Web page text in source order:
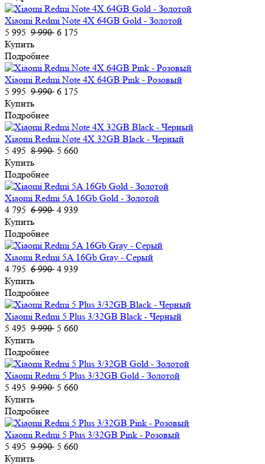
Xiaomi Redmi Note 4X 64GB Gold - Золотой
5 995 9 990 6 175
Купить
Подробнее
Xiaomi Redmi Note 4X 64GB Pink - Розовый
5 995 9 990 6 175
Купить
Подробнее
Xiaomi Redmi Note 4X 32GB Black - Черный
5 495 8 990 5 660
Купить
Подробнее
Xiaomi Redmi 5A 16Gb Gold - Золотой
4 795 6 990 4 939
Купить
Подробнее
Xiaomi Redmi 5A 16Gb Gray - Серый
4 795 6 990 4 939
Купить
Подробнее
Xiaomi Redmi 5 Plus 3/32GB Black - Черный
5 495 9 990 5 660
Купить
Подробнее
Xiaomi Redmi 5 Plus 3/32GB Gold - Золотой
5 495 9 990 5 660
Купить
Подробнее
Xiaomi Redmi 5 Plus 3/32GB Pink - Розовый
5 495 9 990 5 660
Купить